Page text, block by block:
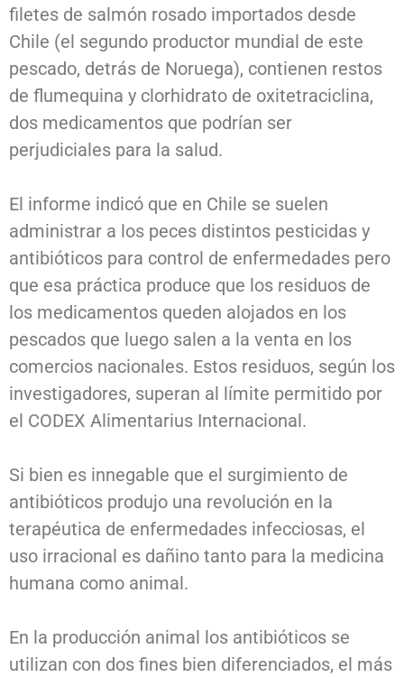
filetes de salmón rosado importados desde
Chile (el segundo productor mundial de este
pescado, detrás de Noruega), contienen restos
de flumequina y clorhidrato de oxitetraciclina,
dos medicamentos que podrían ser
perjudiciales para la salud.
El informe indicó que en Chile se suelen
administrar a los peces distintos pesticidas y
antibióticos para control de enfermedades pero
que esa práctica produce que los residuos de
los medicamentos queden alojados en los
pescados que luego salen a la venta en los
comercios nacionales. Estos residuos, según los
investigadores, superan al límite permitido por
el CODEX Alimentarius Internacional.
Si bien es innegable que el surgimiento de
antibióticos produjo una revolución en la
terapéutica de enfermedades infecciosas, el
uso irracional es dañino tanto para la medicina
humana como animal.
En la producción animal los antibióticos se
utilizan con dos fines bien diferenciados, el más